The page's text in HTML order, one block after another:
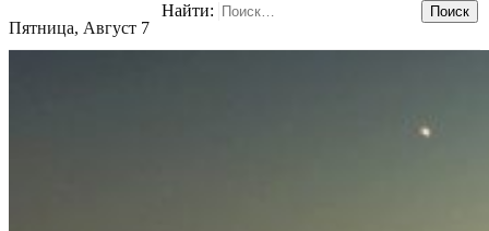
Пятница, Август 7
Найти: